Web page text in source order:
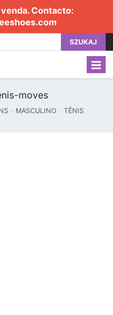
Contacto:
SZUKAJ
moves
MASCULINO TÊNIS